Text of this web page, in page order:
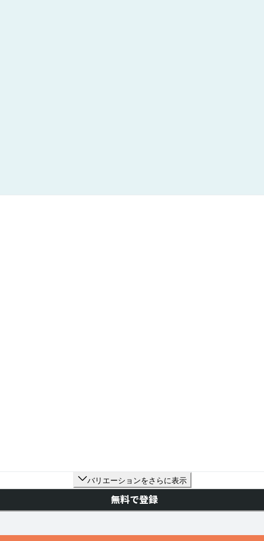
バリエーションをさらに表示
無料で登録